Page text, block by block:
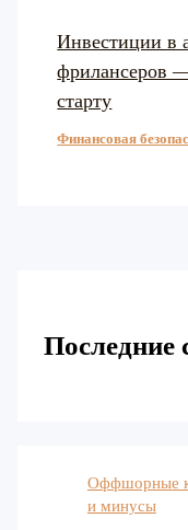
Инвестиции в
фрилансеров
старту
Финансовая
Последние
Оффшорные
и минусы